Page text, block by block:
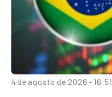
4 de agosto de 2026 - 16:51